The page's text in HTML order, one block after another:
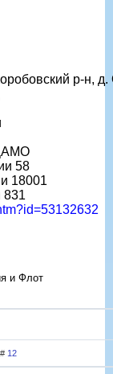
р-н, д.
58
18001
831
и Флот
12